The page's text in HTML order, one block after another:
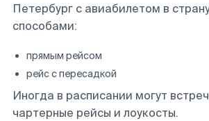
Петербург с авиабилетом в
способами:
прямым рейсом
рейс с пересадкой
Иногда в расписании могут
чартерные рейсы и лоукосты.